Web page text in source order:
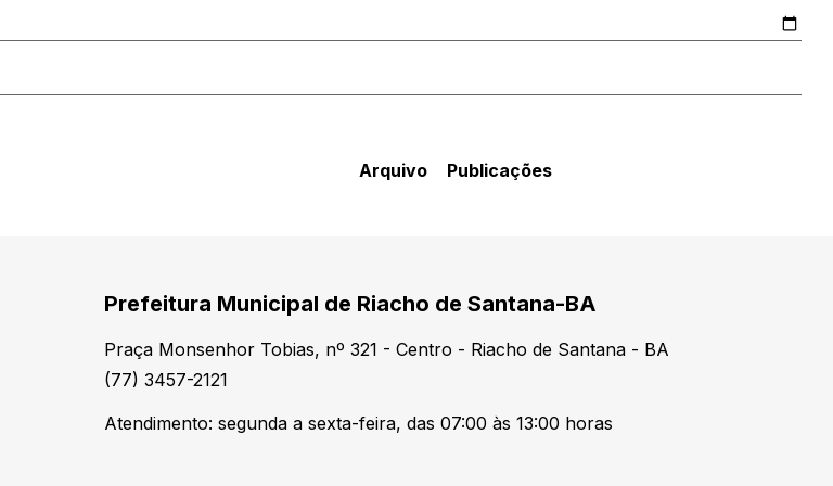
Arquivo Publicações
Prefeitura Municipal de Riacho de Santana-BA
Praça Monsenhor Tobias, nº 321 - Centro - Riacho de Santana - BA
(77) 3457-2121
Atendimento: segunda a sexta-feira, das 07:00 às 13:00 horas